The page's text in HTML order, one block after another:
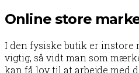
Online store
I den fysiske butik er instore
vigtig, så vidt man som
kan få lov til at arbejde med